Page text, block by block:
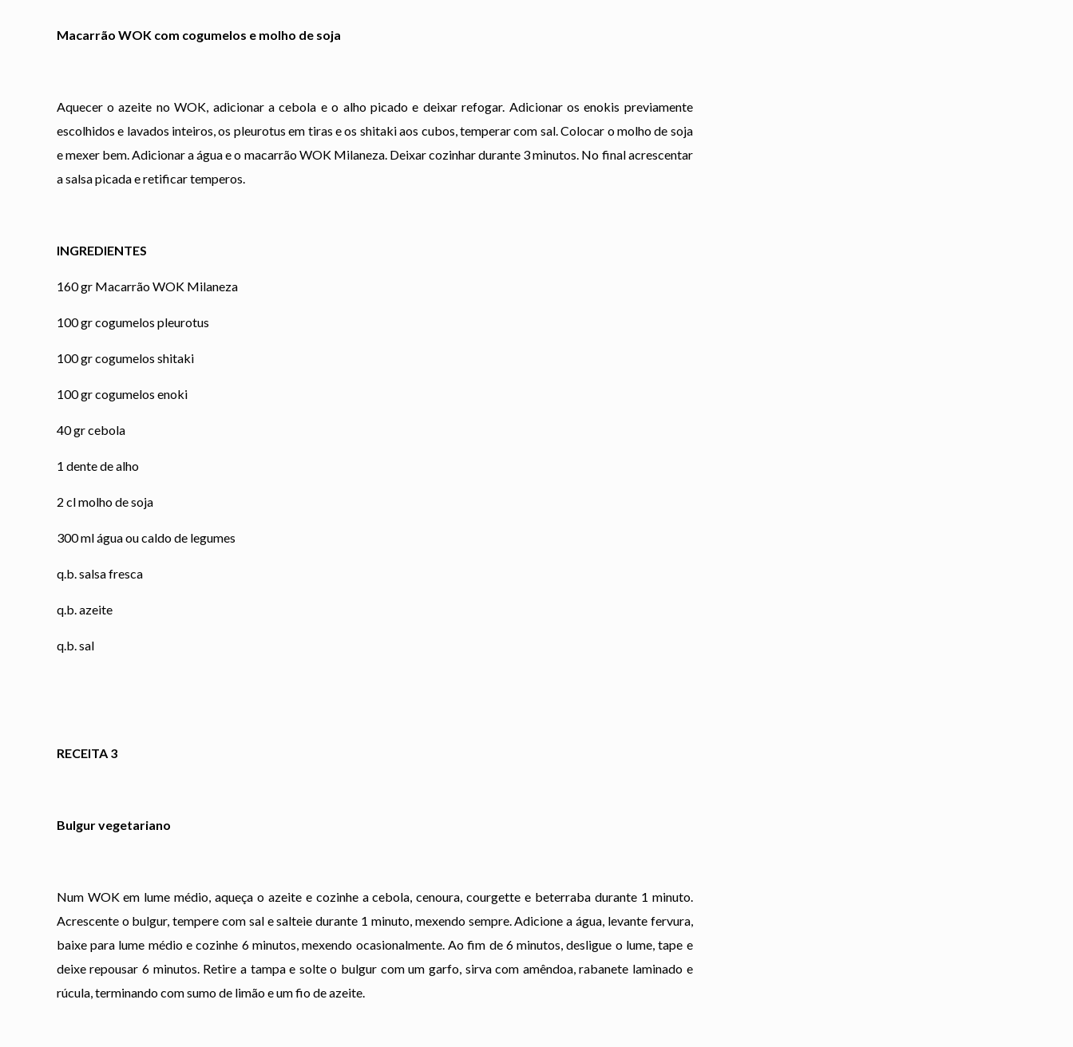
Macarrão WOK com cogumelos e molho de soja
Aquecer o azeite no WOK, adicionar a cebola e o alho picado e deixar refogar. Adicionar os enokis previamente
escolhidos e lavados inteiros, os pleurotus em tiras e os shitaki aos cubos, temperar com sal. Colocar o molho de soja
e mexer bem. Adicionar a água e o macarrão WOK Milaneza. Deixar cozinhar durante 3 minutos. No final acrescentar
a salsa picada e retificar temperos.
INGREDIENTES
160 gr Macarrão WOK Milaneza
100 gr cogumelos pleurotus
100 gr cogumelos shitaki
100 gr cogumelos enoki
40 gr cebola
1 dente de alho
2 cl molho de soja
300 ml água ou caldo de legumes
q.b. salsa fresca
q.b. azeite
q.b. sal
RECEITA 3
Bulgur vegetariano
Num WOK em lume médio, aqueça o azeite e cozinhe a cebola, cenoura, courgette e beterraba durante 1 minuto.
Acrescente o bulgur, tempere com sal e salteie durante 1 minuto, mexendo sempre. Adicione a água, levante fervura,
baixe para lume médio e cozinhe 6 minutos, mexendo ocasionalmente. Ao fim de 6 minutos, desligue o lume, tape e
deixe repousar 6 minutos. Retire a tampa e solte o bulgur com um garfo, sirva com amêndoa, rabanete laminado e
rúcula, terminando com sumo de limão e um fio de azeite.